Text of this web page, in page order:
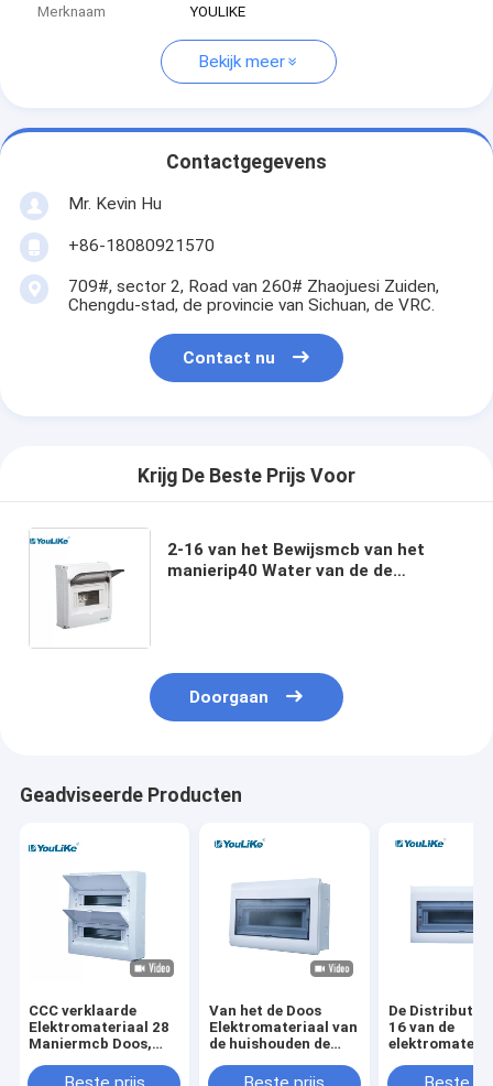
Merknaam
YOULIKE
Bekijk meer
Contactgegevens
Mr. Kevin Hu
+86-18080921570
709#, sector 2, Road van 260# Zhaojuesi Zuiden,
Chengdu-stad, de provincie van Sichuan, de VRC.
Contact nu
Krijg De Beste Prijs Voor
2-16 van het Bewijsmcb van het
manierip40 Water van de de
Doorgaan
Geadviseerde Producten
CCC verklaarde
Elektromateriaal 28
Maniermcb Doos,
Hoofdbeweging van
Van het de Doos
Elektromateriaal van
de huishouden de
Doos van de de
De
16 van de